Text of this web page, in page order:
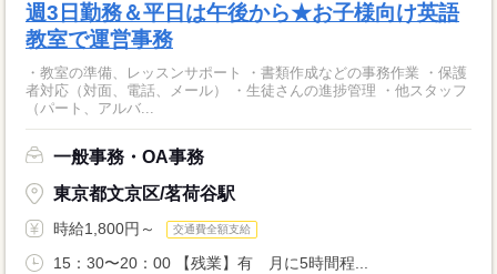
週3日勤務＆平日は午後から★お子様向け英語
教室で運営事務
・教室の準備、レッスンサポート ・書類作成などの事務作業 ・保護
者対応（対面、電話、メール） ・生徒さんの進捗管理 ・他スタッフ
（パート、アルバ...
一般事務・OA事務
東京都文京区/茗荷谷駅
時給1,800円～ 交通費全額支給
15：30〜20：00 【残業】有 月に5時間程...